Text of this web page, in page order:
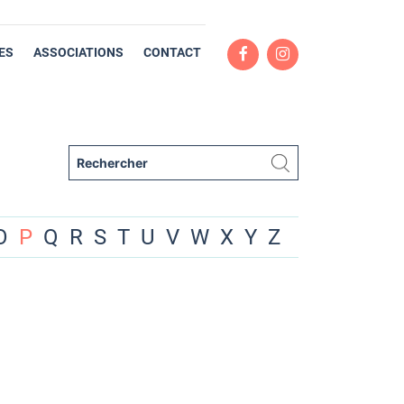
ASSOCIATIONS CONTACT
P Q R S T U V W X Y Z